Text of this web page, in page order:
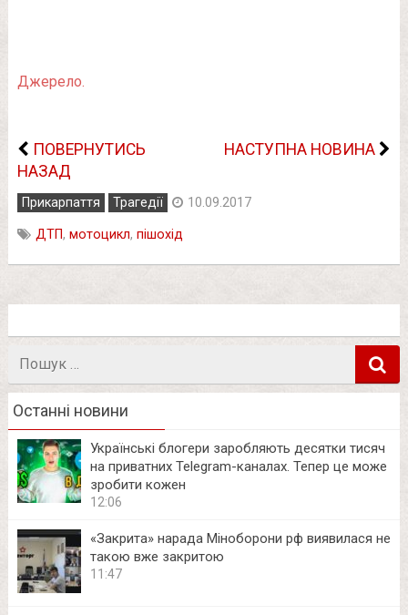
Джерело.
ПОВЕРНУТИСЬ
НАЗАД
НАСТУПНА НОВИНА
Прикарпаття Трагедії 10.09.2017
ДТП, мотоцикл, пішохід
Останні новини
Українські блогери заробляють десятки тисяч
на приватних Telegram-каналах. Тепер це може
зробити кожен
12:06
«Закрита» нарада Міноборони рф виявилася не
такою вже закритою
11:47